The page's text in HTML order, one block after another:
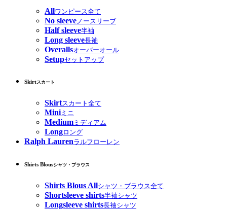
Allワンピース全て
No sleeve ノースリーブ
Half sleeve半袖
Long sleeve長袖
Overallsオーバーオール
Setupセットアップ
Skirtスカート
Skirtスカート全て
Miniミニ
Medium ミディアム
Longロング
Ralph Laurenラルフローレン
Shirts Blousシャツ・ブラウス
Shirts Blous Allシャツ・ブラウス全て
Shortsleeve shirts半袖シャツ
Longsleeve shirts長袖シャツ